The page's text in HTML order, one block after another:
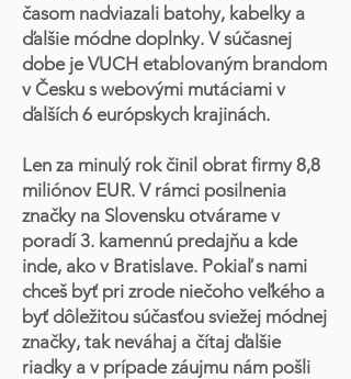
časom nadviazali batohy, kabelky a
ďalšie módne doplnky. V súčasnej
dobe je VUCH etablovaným brandom
v Česku s webovými mutáciami v
ďalších 6 európskych krajinách.
Len za minulý rok činil obrat firmy 8,8
miliónov EUR. V rámci posilnenia
značky na Slovensku otvárame v
poradí 3. kamennú predajňu a kde
inde, ako v Bratislave. Pokiaľ s nami
chceš byť pri zrode niečoho veľkého a
byť dôležitou súčasťou sviežej módnej
značky, tak neváhaj a čítaj ďalšie
riadky a v prípade záujmu nám pošli